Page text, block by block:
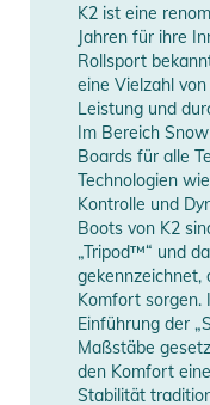
72mm bei Größe S
EU Kinder
Größen
29 - 34
32 - 37
35 - 40
Verschluss
Kugellager
Rollengröße
Erscheinungsjahr
Manufacturer
Information
K2 ist eine
Jahren für ihre
Rollsport
eine Vielzahl
Leistung und
Im Bereich
Boards für alle
Technologien
Kontrolle und
Boots von K2
„Tripod™“ und
gekennzeichnet,
Komfort sorgen.
Einführung der
Maßstäbe
den Komfort
Stabilität